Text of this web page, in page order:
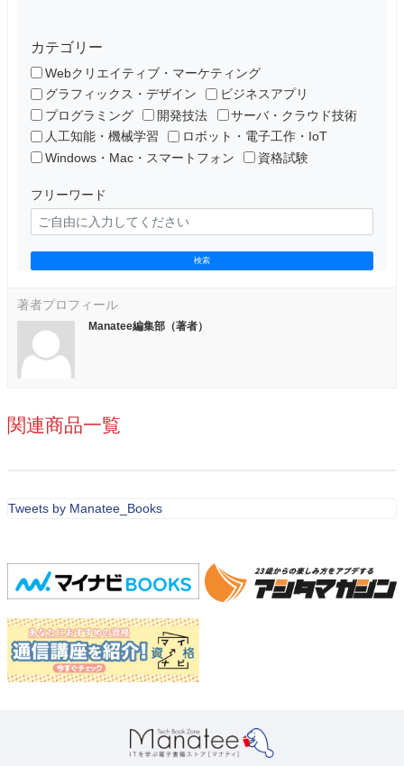
カテゴリー
Webクリエイティブ・マーケティング
グラフィックス・デザイン
ビジネスアプリ
プログラミング
開発技法
サーバ・クラウド技術
人工知能・機械学習
ロボット・電子工作・IoT
Windows・Mac・スマートフォン
資格試験
フリーワード
検索
著者プロフィール
Manatee編集部（著者）
関連商品一覧
Tweets by Manatee_Books